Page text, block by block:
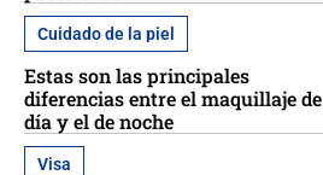
Cuidado de la piel
Estas son las principales
diferencias entre el maquillaje de
día y el de noche
Visa